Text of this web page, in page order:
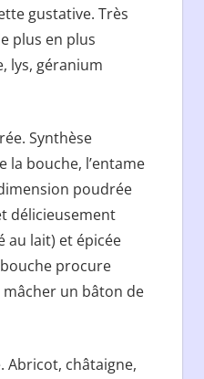
gustative. Très
plus en plus
lys, géranium
Synthèse
la bouche, l’entame
poudrée
délicieusement
au lait) et épicée
procure
mâcher un bâton de
Abricot, châtaigne,